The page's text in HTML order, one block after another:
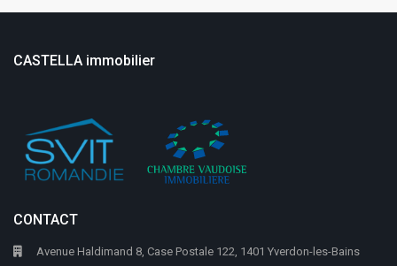
CASTELLA immobilier
CONTACT
Avenue Haldimand 8, Case Postale 122, 1401 Yverdon-les-Bains